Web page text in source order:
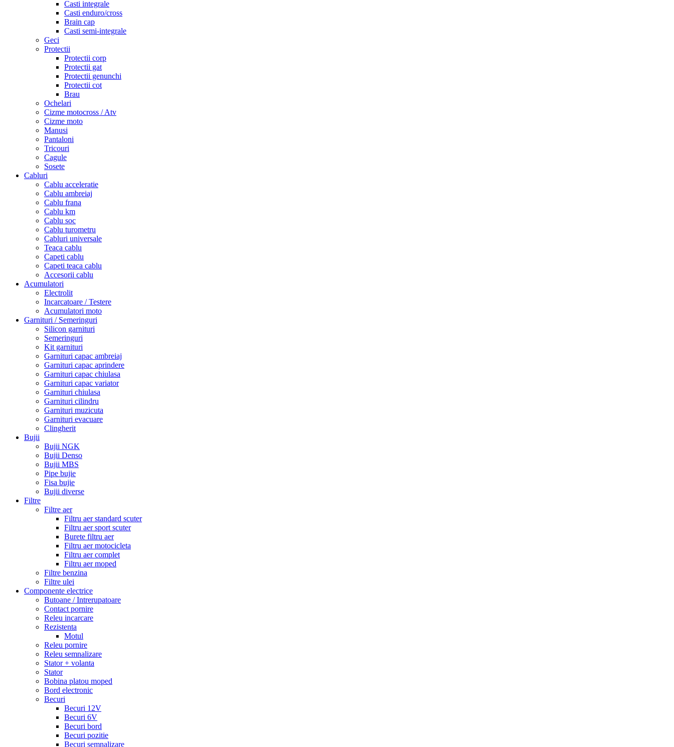
Casti integrale
Casti enduro/cross
Brain cap
Casti semi-integrale
Geci
Protectii
Protectii corp
Protectii gat
Protectii genunchi
Protectii cot
Brau
Ochelari
Cizme motocross / Atv
Cizme moto
Manusi
Pantaloni
Tricouri
Cagule
Sosete
Cabluri
Cablu acceleratie
Cablu ambreiaj
Cablu frana
Cablu km
Cablu soc
Cablu turometru
Cabluri universale
Teaca cablu
Capeti cablu
Capeti teaca cablu
Accesorii cablu
Acumulatori
Electrolit
Incarcatoare / Testere
Acumulatori moto
Garnituri / Semeringuri
Silicon garnituri
Semeringuri
Kit garnituri
Garnituri capac ambreiaj
Garnituri capac aprindere
Garnituri capac chiulasa
Garnituri capac variator
Garnituri chiulasa
Garnituri cilindru
Garnituri muzicuta
Garnituri evacuare
Clingherit
Bujii
Bujii NGK
Bujii Denso
Bujii MBS
Pipe bujie
Fisa bujie
Bujii diverse
Filtre
Filtre aer
Filtru aer standard scuter
Filtru aer sport scuter
Burete filtru aer
Filtru aer motocicleta
Filtru aer complet
Filtru aer moped
Filtre benzina
Filtre ulei
Componente electrice
Butoane / Intrerupatoare
Contact pornire
Releu incarcare
Rezistenta
Motul
Releu pornire
Releu semnalizare
Stator + volanta
Stator
Bobina platou moped
Bord electronic
Becuri
Becuri 12V
Becuri 6V
Becuri bord
Becuri pozitie
Becuri semnalizare